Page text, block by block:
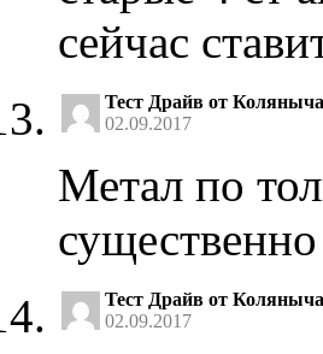
сейчас
Тест Драйв от Коляныча
02.09.2017
Метал по
Тест Драйв от Коляныча
02.09.2017